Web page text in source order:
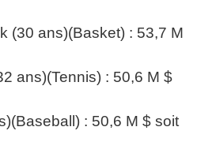
(30 ans)(Basket) : 53,7 M
ans)(Tennis) : 50,6 M $
: 50,6 M $ soit